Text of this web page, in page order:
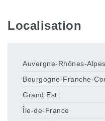
Localisation
Auvergne-Rhônes-Alpes
Bourgogne-Franche-
Grand Est
Île-de-France